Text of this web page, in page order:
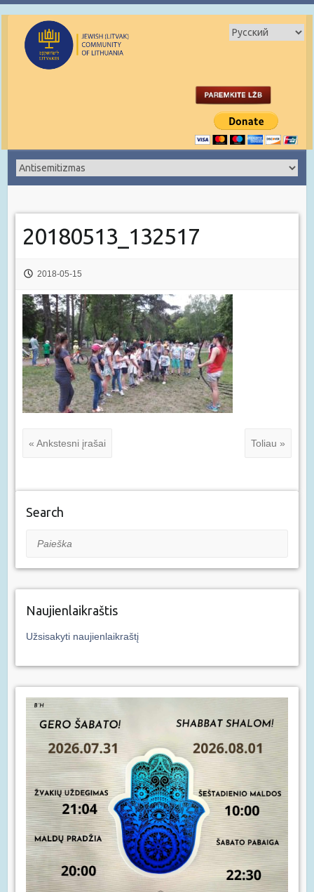
20180513_132517
2018-05-15
« Ankstesni įrašai Toliau »
Search
Paieška
Naujienlaikraštis
Užsisakyti naujienlaikraštį